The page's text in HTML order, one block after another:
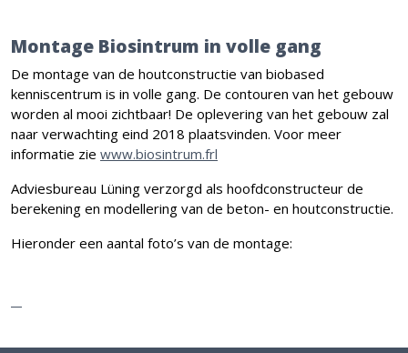
Montage Biosintrum in volle gang
De montage van de houtconstructie van biobased
kenniscentrum is in volle gang. De contouren van het gebouw
worden al mooi zichtbaar! De oplevering van het gebouw zal
naar verwachting eind 2018 plaatsvinden. Voor meer
informatie zie www.biosintrum.frl
Adviesbureau Lüning verzorgd als hoofdconstructeur de
berekening en modellering van de beton- en houtconstructie.
Hieronder een aantal foto’s van de montage: